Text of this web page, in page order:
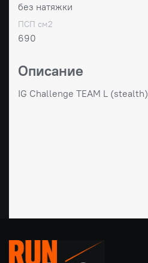
без натяжки
ПСП см2
690
Описание
IG Challenge TEAM L (stealth)